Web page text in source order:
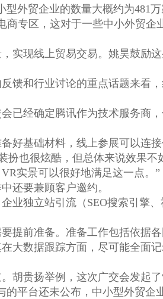
外贸企业的数量大概约为481
专区，这对于一些中小外贸企
实现线上贸易交易。姚昊鼓励
馈和行业讨论的重点话题来看
已经确定腾讯作为技术服务商
好基础材料，线上参展可以连
扮也很炫酷，但总体来说效果不
实景可以很好地满足这一点。”
还要兼顾客户邀约。
业独立站引流（SEO搜索引擎
提前准备。准备工作包括依据
大数据跟踪方面，尽可能全面
胡贵扬举例，这次广交会发起
平台还未公布，中小型外贸企